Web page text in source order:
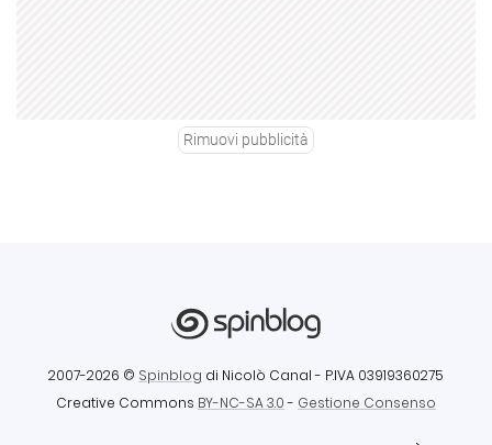
Rimuovi pubblicità
2007-2026 © Spinblog di Nicolò Canal - P.IVA 03919360275
Creative Commons BY-NC-SA 3.0- Gestione Consenso